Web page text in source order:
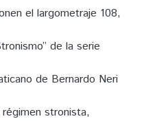
el largometraje 108,
de la serie
de Bernardo Neri
stronista,